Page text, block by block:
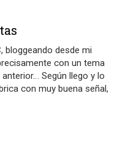
bloggeando desde mi
con un tema
Según llego y lo
con muy buena señal,